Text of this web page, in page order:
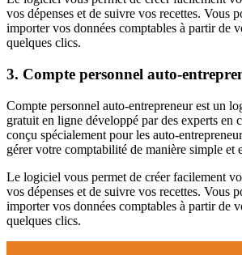
vos dépenses et de suivre vos recettes. Vous
importer vos données comptables à partir de
quelques clics.
3. Compte personnel auto-
Compte personnel auto-entrepreneur est un
gratuit en ligne développé par des experts en
conçu spécialement pour les auto-
gérer votre comptabilité de manière simple et
Le logiciel vous permet de créer facilement
vos dépenses et de suivre vos recettes. Vous
importer vos données comptables à partir de
quelques clics.